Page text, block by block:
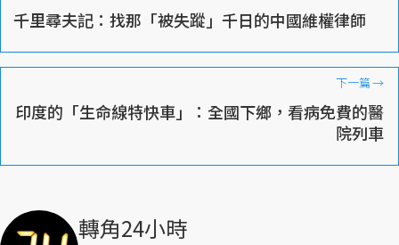
千里尋夫記：找那「被失蹤」千日的中國維權律師
下一篇→
印度的「生命線特快車」：全國下鄉，看病免費的醫
院列車
轉角24小時